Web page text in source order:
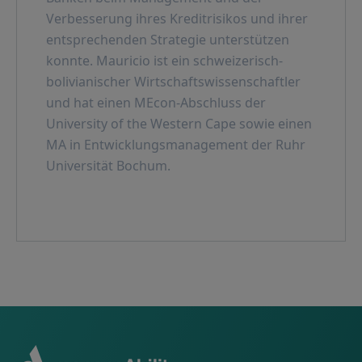
Verbesserung ihres Kreditrisikos und ihrer
entsprechenden Strategie unterstützen
konnte. Mauricio ist ein schweizerisch-
bolivianischer Wirtschaftswissenschaftler
und hat einen MEcon-Abschluss der
University of the Western Cape sowie einen
MA in Entwicklungsmanagement der Ruhr
Universität Bochum.